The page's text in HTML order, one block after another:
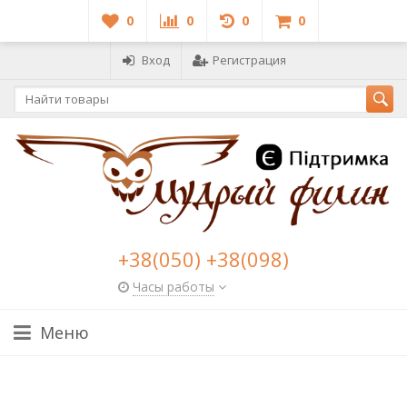
0 0 0 0
Вход Регистрация
+38(050) +38(098)
Часы работы
Меню